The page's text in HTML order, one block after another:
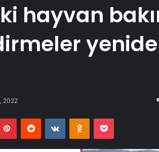
hayvan
2022
PinterestReddit VKontakteOdnoklassniki
Pocket